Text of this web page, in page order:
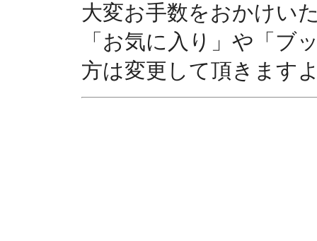
大変お手数をおかけい
「お気に入り」や「ブ
方は変更して頂きます